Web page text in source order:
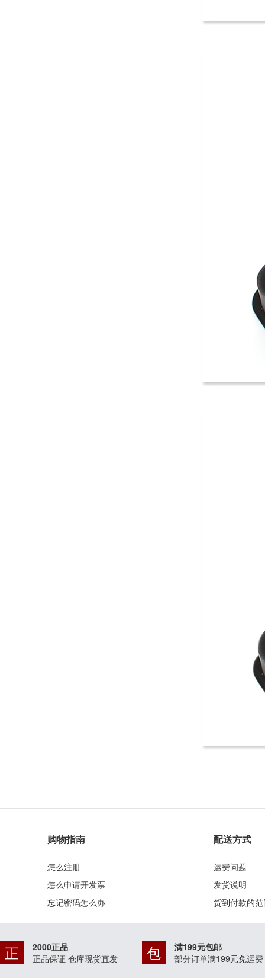
购物指南
怎么注册
怎么申请开发票
忘记密码怎么办
配送方式
运费问题
发货说明
货到付款的
正
2000正品
正品保证 仓库现货直发
包
满199元包邮
部分订单满199元免运费